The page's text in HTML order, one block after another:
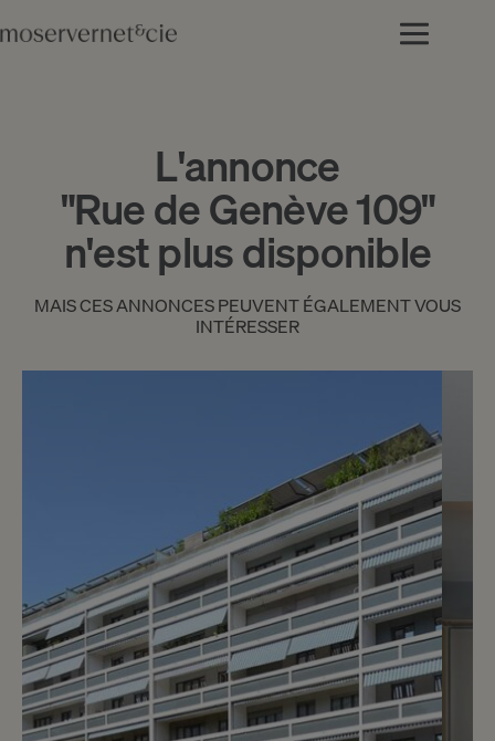
L'annonce
"Rue de Genève 109"
n'est plus disponible
MAIS CES ANNONCES PEUVENT ÉGALEMENT VOUS
INTÉRESSER